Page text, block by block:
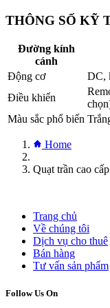
THÔNG SỐ KỸ
Đường kính
cánh
Động cơ
DC,
Điều khiển
Màu sắc phổ biến
Home
Quạt trần cao
Trang chủ
Về chúng tôi
Dịch vụ cho thuê
Bán hàng
Tư vấn sản phẩm
Follow Us On